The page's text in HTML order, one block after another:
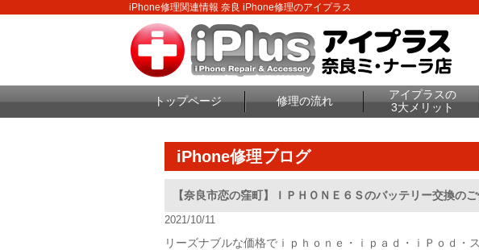
iPhone修理関連情報 奈良 iPhone修理のアイプラス
トップページ 修理の流れ
アイプラスの
3大メリット
iPhone修理ブログ
【奈良市恋の窪町】ＩＰＨＯＮＥ６Ｓのバッテリー交換の
2021/10/11
リーズナブルな価格でｉｐｈｏｎｅ・ｉｐａｄ・ｉＰｏｄ・